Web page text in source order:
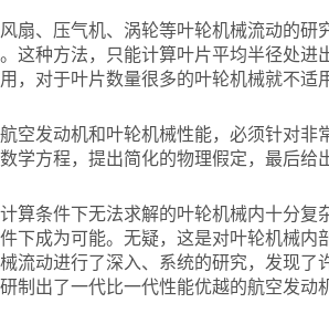
扇、压气机、涡轮等叶轮机械流动的
这种方法，只能计算叶片平均半径处
，对于叶片数量很多的叶轮机械就不适
空发动机和叶轮机械性能，必须针对
学方程，提出简化的物理假定，最后给
算条件下无法求解的叶轮机械内十分
下成为可能。无疑，这是对叶轮机械
流动进行了深入、系统的研究，发现
制出了一代比一代性能优越的航空发